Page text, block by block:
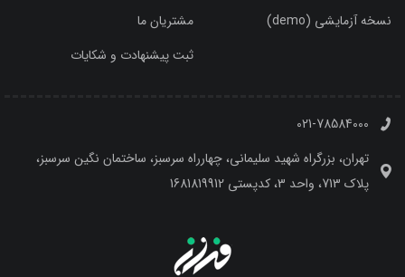
نسخه آزمایشی (demo)
مشتریان ما
ثبت پیشنهادت و شکایات
021-78584000
تهران، بزرگراه شهید سلیمانی، چهارراه سرسبز، ساختمان نگین سرسبز،
پلاک 713، واحد 3، کدپستی 1681819912